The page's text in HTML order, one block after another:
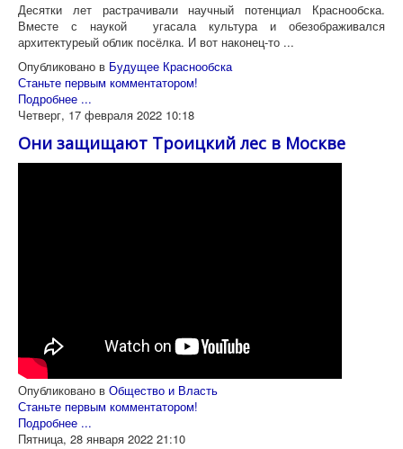
Десятки лет растрачивали научный потенциал Краснообска.
Вместе с наукой угасала культура и обезображивался
архитектуреый облик посёлка. И вот наконец-то ...
Опубликовано в Будущее Краснообска
Станьте первым комментатором!
Подробнее ...
Четверг, 17 февраля 2022 10:18
Они защищают Троицкий лес в Москве
Опубликовано в Общество и Власть
Станьте первым комментатором!
Подробнее ...
Пятница, 28 января 2022 21:10